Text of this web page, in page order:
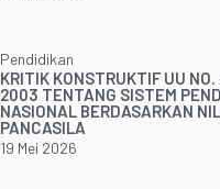
Pendidikan
KRITIK KONSTRUKTIF UU
2003 TENTANG SISTEM
NASIONAL BERDASARKAN
PANCASILA
19 Mei 2026